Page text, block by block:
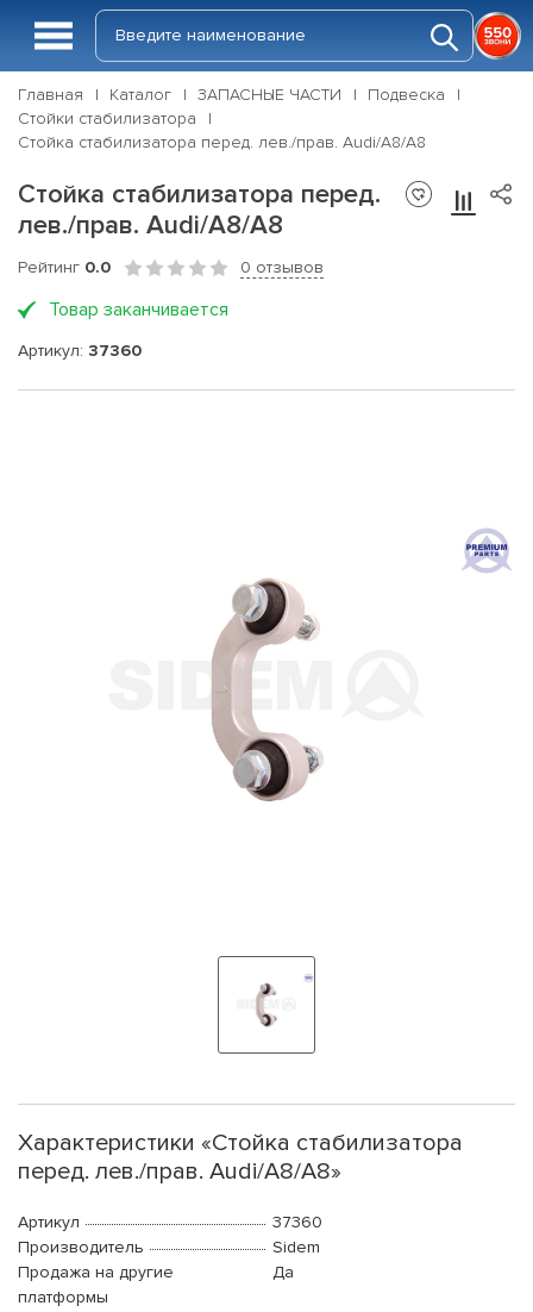
Главная Каталог ЗАПАСНЫЕ ЧАСТИ
Подвеска
Стойки стабилизатора
Стойка стабилизатора перед. лев./прав. Audi/A8/A8
Стойка стабилизатора перед.
лев./прав. Audi/A8/A8
Рейтинг 0.0 0 отзывов
Товар заканчивается
Артикул: 37360
Характеристики «Стойка стабилизатора
перед. лев./прав. Audi/A8/A8»
Артикул
37360
Производитель
Sidem
Продажа на другие
платформы
Да